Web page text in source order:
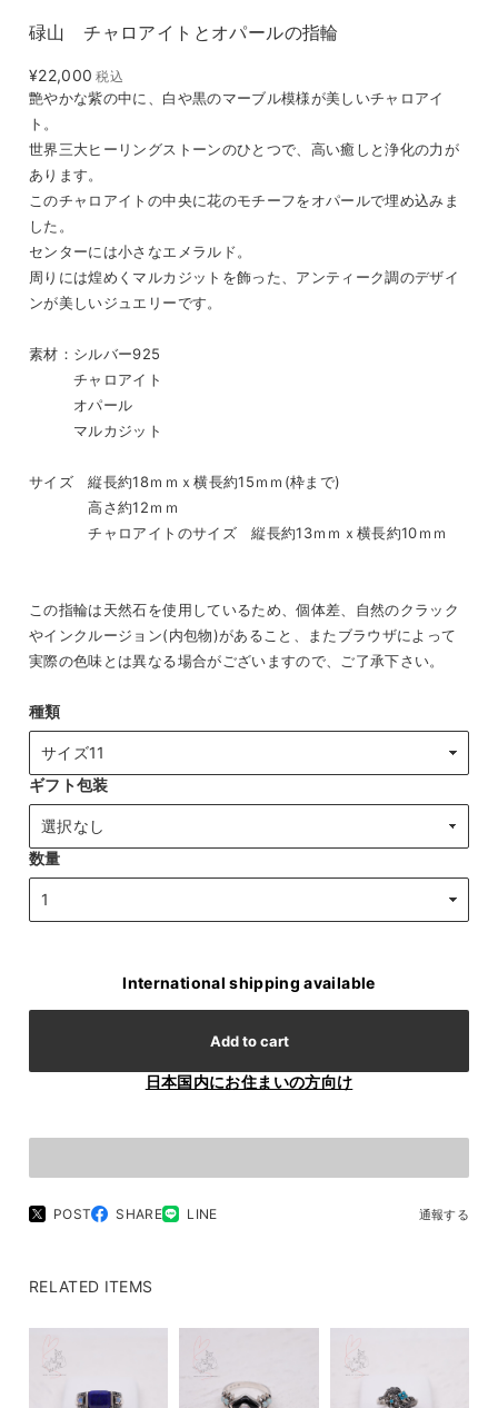
碌山 チャロアイトとオパールの指輪
¥22,000 税込
艶やかな紫の中に、白や黒のマーブル模様が美しいチャロアイ
ト。
世界三大ヒーリングストーンのひとつで、高い癒しと浄化の力が
あります。
このチャロアイトの中央に花のモチーフをオパールで埋め込みま
した。
センターには小さなエメラルド。
周りには煌めくマルカジットを飾った、アンティーク調のデザイ
ンが美しいジュエリーです。
素材：シルバー925
チャロアイト
オパール
マルカジット
サイズ 縦長約18ｍｍｘ横長約15ｍｍ(枠まで)
高さ約12ｍｍ
チャロアイトのサイズ 縦長約13ｍｍｘ横長約10ｍｍ
この指輪は天然石を使用しているため、個体差、自然のクラック
やインクルージョン(内包物)があること、またブラウザによって
実際の色味とは異なる場合がございますので、ご了承下さい。
種類
ギフト包装
数量
International shipping available
Add to cart
日本国内にお住まいの方向け
POST SHARE LINE 通報する
RELATED ITEMS